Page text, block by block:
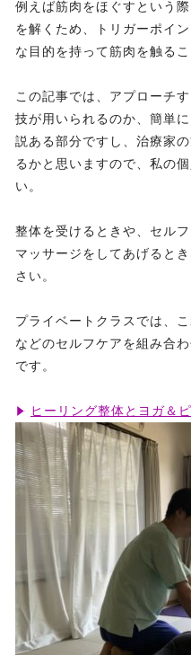
例えば筋肉をほぐすという
を解くため、トリガーポイ
な目的を持って筋肉を触る
この記事では、アプローチ
技が用いられるのか、簡単
説ある部分ですし、治療家
るかと思いますので、私の
い。
整体を受けるときや、セル
マッサージをしてあげると
さい。
プライベートクラスでは、
などのセルフケアを組み合
です。
ヒーリング整体とヨガ＆